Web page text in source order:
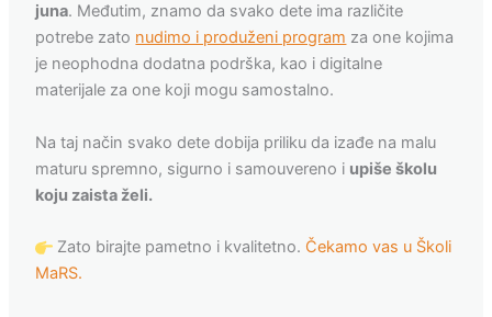
juna. Međutim, znamo da svako dete ima različite
potrebe zato nudimo i produženi program za one kojima
je neophodna dodatna podrška, kao i digitalne
materijale za one koji mogu samostalno.
Na taj način svako dete dobija priliku da izađe na malu
maturu spremno, sigurno i samouvereno i upiše školu
koju zaista želi.
Zato birajte pametno i kvalitetno. Čekamo vas u Školi
MaRS.